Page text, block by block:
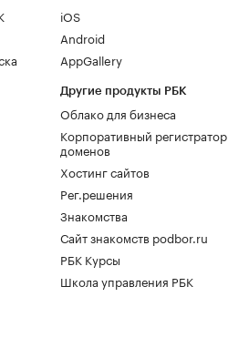
iOS
Android
AppGallery
Другие продукты РБК
Облако для бизнеса
Корпоративный регистратор
доменов
Хостинг сайтов
Рег.решения
Знакомства
Сайт знакомств podbor.ru
РБК Курсы
Школа управления РБК